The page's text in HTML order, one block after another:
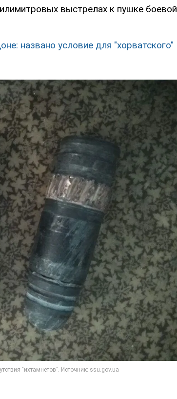
выстрелах к пушке боевой
названо условие для "хорватского"